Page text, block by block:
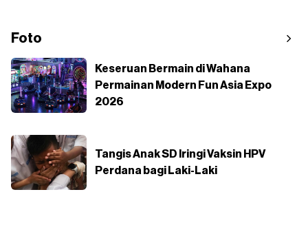
Foto
Keseruan Bermain di Wahana
Permainan Modern Fun Asia Expo
2026
Tangis Anak SD Iringi Vaksin HPV
Perdana bagi Laki-Laki